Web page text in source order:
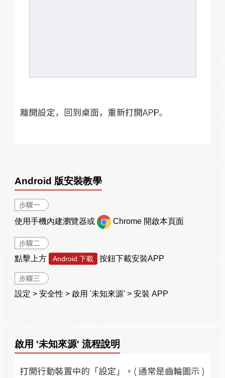
Android 版安裝教學
步驟一
使用手機內建瀏覽器或 Chrome 開啟本頁面
步驟二
點擊上方 Android 下載 按鈕下載安裝APP
步驟三
設定 > 安全性 > 啟用 '未知來源' > 安裝 APP
啟用 '未知來源' 流程說明